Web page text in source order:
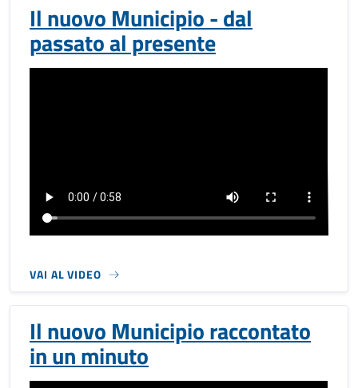
Il nuovo Municipio - dal
passato al presente
VAI AL VIDEO
Il nuovo Municipio raccontato
in un minuto